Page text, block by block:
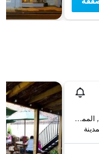
11 Dogpole, شروزبري, المملكة المتحدة